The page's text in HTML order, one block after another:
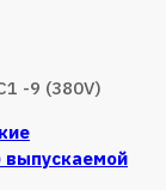
-9 (380V)
выпускаемой